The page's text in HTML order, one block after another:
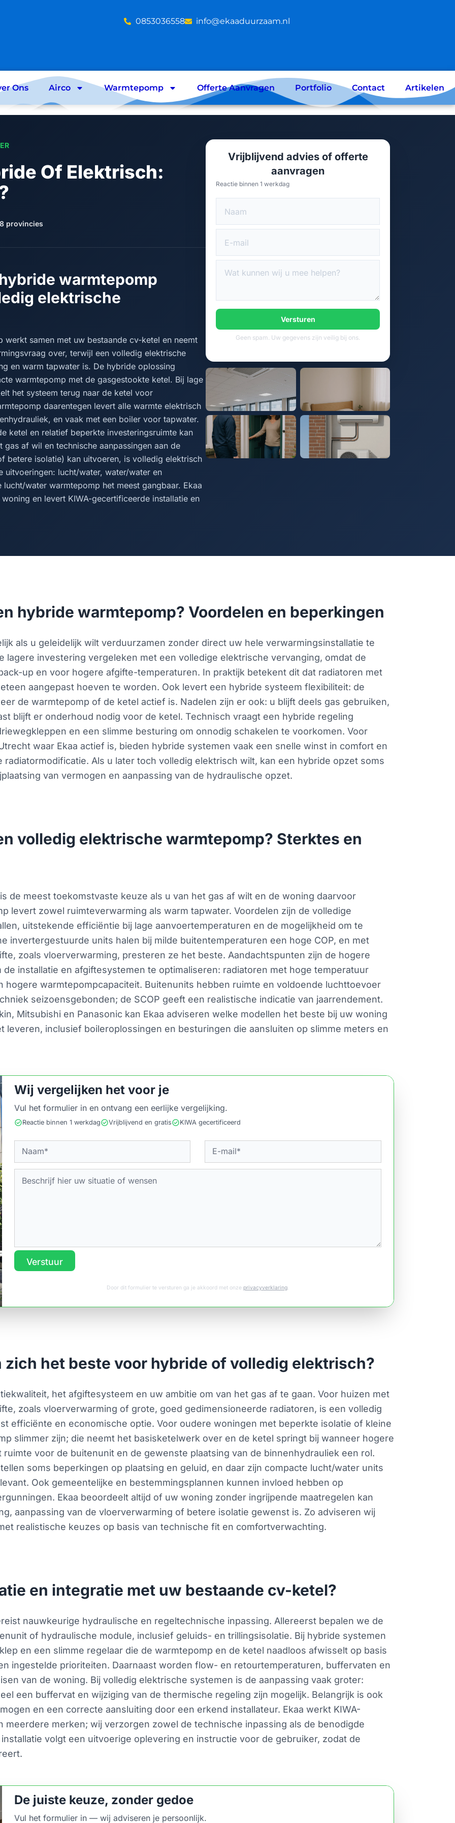
‪0853036558 info@ekaaduurzaam.nl
Ons Airco Warmtepomp Offerte Aanvragen Portfolio Contact Artikelen
Of Elektrisch:
8 provincies
warmtepomp
elektrische
samen met uw bestaande cv-ketel en neemt
over, terwijl een volledig elektrische
en warm tapwater is. De hybride oplossing
warmtepomp met de gasgestookte ketel. Bij lage
het systeem terug naar de ketel voor
daarentegen levert alle warmte elektrisch
en vaak met een boiler voor tapwater.
ketel en relatief beperkte investeringsruimte kan
af wil en technische aanpassingen aan de
betere isolatie) kan uitvoeren, is volledig elektrisch
uitvoeringen: lucht/water, water/water en
water warmtepomp het meest gangbaar. Ekaa
en levert KIWA-gecertificeerde installatie en
Vrijblijvend advies of offerte
aanvragen
Reactie binnen 1 werkdag
Versturen
Geen spam. Uw gegevens zijn veilig bij ons.
hybride warmtepomp? Voordelen en beperkingen
als u geleidelijk wilt verduurzamen zonder direct uw hele verwarmingsinstallatie te
lagere investering vergeleken met een volledige elektrische vervanging, omdat de
up en voor hogere afgifte-temperaturen. In praktijk betekent dit dat radiatoren met
aangepast hoeven te worden. Ook levert een hybride systeem flexibiliteit: de
de warmtepomp of de ketel actief is. Nadelen zijn er ook: u blijft deels gas gebruiken,
blijft er onderhoud nodig voor de ketel. Technisch vraagt een hybride regeling
en een slimme besturing om onnodig schakelen te voorkomen. Voor
waar Ekaa actief is, bieden hybride systemen vaak een snelle winst in comfort en
Als u later toch volledig elektrisch wilt, kan een hybride opzet soms
van vermogen en aanpassing van de hydraulische opzet.
volledig elektrische warmtepomp? Sterktes en
de meest toekomstvaste keuze als u van het gas af wilt en de woning daarvoor
levert zowel ruimteverwarming als warm tapwater. Voordelen zijn de volledige
uitstekende efficiëntie bij lage aanvoertemperaturen en de mogelijkheid om te
invertergestuurde units halen bij milde buitentemperaturen een hoge COP, en met
zoals vloerverwarming, presteren ze het beste. Aandachtspunten zijn de hogere
installatie en afgiftesystemen te optimaliseren: radiatoren met hoge temperatuur
warmtepompcapaciteit. Buitenunits hebben ruimte en voldoende luchttoevoer
seizoensgebonden; de SCOP geeft een realistische indicatie van jaarrendement.
Mitsubishi en Panasonic kan Ekaa adviseren welke modellen het beste bij uw woning
leveren, inclusief boileroplossingen en besturingen die aansluiten op slimme meters en
Wij vergelijken het voor je
Vul het formulier in en ontvang een eerlijke vergelijking.
check_circleReactie binnen 1 werkdagcheck_circleVrijblijvend en gratischeck_circleKIWA gecertificeerd
Verstuur
Door dit formulier te versturen ga je akkoord met onze privacyverklaring.
het beste voor hybride of volledig elektrisch?
het afgiftesysteem en uw ambitie om van het gas af te gaan. Voor huizen met
zoals vloerverwarming of grote, goed gedimensioneerde radiatoren, is een volledig
efficiënte en economische optie. Voor oudere woningen met beperkte isolatie of kleine
slimmer zijn; die neemt het basisketelwerk over en de ketel springt bij wanneer hogere
voor de buitenunit en de gewenste plaatsing van de binnenhydrauliek een rol.
soms beperkingen op plaatsing en geluid, en daar zijn compacte lucht/water units
Ook gemeentelijke en bestemmingsplannen kunnen invloed hebben op
Ekaa beoordeelt altijd of uw woning zonder ingrijpende maatregelen kan
aanpassing van de vloerverwarming of betere isolatie gewenst is. Zo adviseren wij
realistische keuzes op basis van technische fit en comfortverwachting.
en integratie met uw bestaande cv-ketel?
nauwkeurige hydraulische en regeltechnische inpassing. Allereerst bepalen we de
of hydraulische module, inclusief geluids- en trillingsisolatie. Bij hybride systemen
en een slimme regelaar die de warmtepomp en de ketel naadloos afwisselt op basis
ingestelde prioriteiten. Daarnaast worden flow- en retourtemperaturen, buffervaten en
van de woning. Bij volledig elektrische systemen is de aanpassing vaak groter:
een buffervat en wijziging van de thermische regeling zijn mogelijk. Belangrijk is ook
en een correcte aansluiting door een erkend installateur. Ekaa werkt KIWA-
merken; wij verzorgen zowel de technische inpassing als de benodigde
volgt een uitvoerige oplevering en instructie voor de gebruiker, zodat de
De juiste keuze, zonder gedoe
Vul het formulier in — wij adviseren je persoonlijk.